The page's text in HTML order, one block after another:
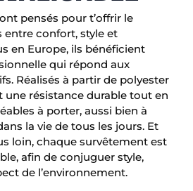
pensés pour t’offrir le
confort, style et
en Europe, ils bénéficient
qui répond aux
Réalisés à partir de polyester
une résistance durable tout en
à porter, aussi bien à
la vie de tous les jours. Et
loin, chaque survêtement est
afin de conjuguer style,
de l’environnement.